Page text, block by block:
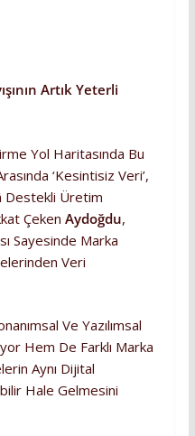
Artık Yeterli
Yol Haritasında Bu
‘kesintisiz Veri’,
Destekli Üretim
Çeken Aydoğdu,
Sayesinde Marka
Veri
Ve Yazılımsal
Hem De Farklı Marka
Aynı Dijital
Hale Gelmesini